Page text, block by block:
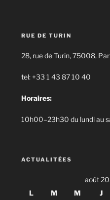
RUE DE TURIN
28, rue de Turin, 75008,
tel: +33 1 43 87 10 40
Horaires:
10h00–23h30 du lundi au
ACTUALITÉES
août
L
M M J